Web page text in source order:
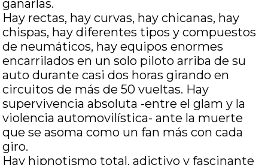
ganarlas.
Hay rectas, hay curvas, hay chicanas, hay
chispas, hay diferentes tipos y compuestos
de neumáticos, hay equipos enormes
encarrilados en un solo piloto arriba de su
auto durante casi dos horas girando en
circuitos de más de 50 vueltas. Hay
supervivencia absoluta -entre el glam y la
violencia automovilística- ante la muerte
que se asoma como un fan más con cada
giro.
Hay hipnotismo total, adictivo y fascinante